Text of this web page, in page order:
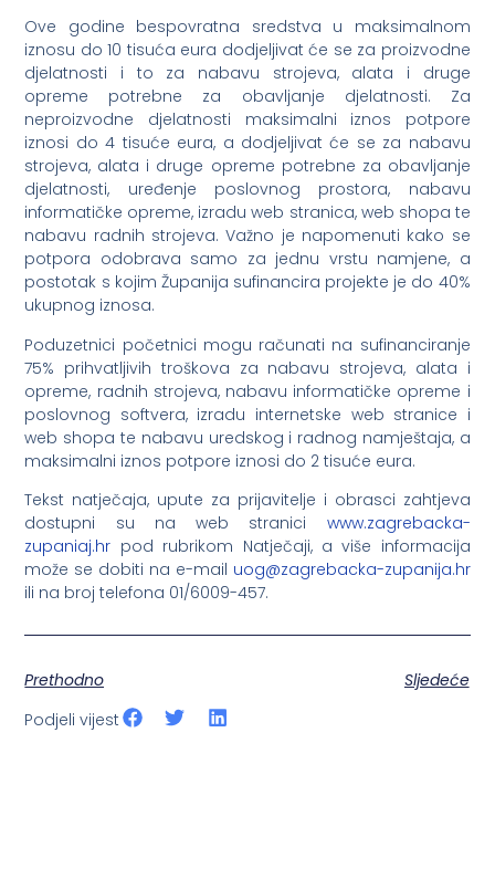
Ove godine bespovratna sredstva u maksimalnom
iznosu do 10 tisuća eura dodjeljivat će se za proizvodne
djelatnosti i to za nabavu strojeva, alata i druge
opreme potrebne za obavljanje djelatnosti. Za
neproizvodne djelatnosti maksimalni iznos potpore
iznosi do 4 tisuće eura, a dodjeljivat će se za nabavu
strojeva, alata i druge opreme potrebne za obavljanje
djelatnosti, uređenje poslovnog prostora, nabavu
informatičke opreme, izradu web stranica, web shopa te
nabavu radnih strojeva. Važno je napomenuti kako se
potpora odobrava samo za jednu vrstu namjene, a
postotak s kojim Županija sufinancira projekte je do 40%
ukupnog iznosa.
Poduzetnici početnici mogu računati na sufinanciranje
75% prihvatljivih troškova za nabavu strojeva, alata i
opreme, radnih strojeva, nabavu informatičke opreme i
poslovnog softvera, izradu internetske web stranice i
web shopa te nabavu uredskog i radnog namještaja, a
maksimalni iznos potpore iznosi do 2 tisuće eura.
Tekst natječaja, upute za prijavitelje i obrasci zahtjeva
dostupni su na web stranici www.zagrebacka-
zupaniaj.hr pod rubrikom Natječaji, a više informacija
može se dobiti na e-mail uog@zagrebacka-zupanija.hr
ili na broj telefona 01/6009-457.
Prethodno
Sljedeće
Podjeli vijest